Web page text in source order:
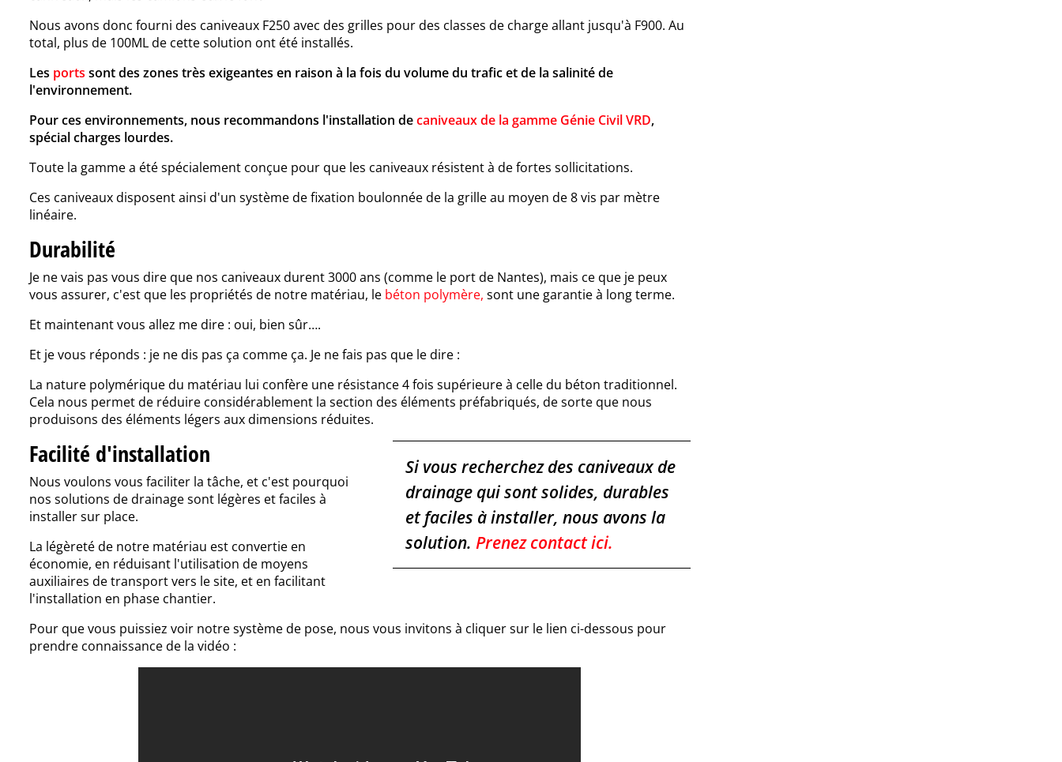
Nous avons donc fourni des caniveaux F250 avec des grilles pour des classes de charge allant jusqu'à F900. Au
total, plus de 100ML de cette solution ont été installés.
Les ports sont des zones très exigeantes en raison à la fois du volume du trafic et de la salinité de
l'environnement.
Pour ces environnements, nous recommandons l'installation decaniveaux de la gamme Génie Civil VRD,
spécial charges lourdes.
Toute la gamme a été spécialement conçue pour que les caniveaux résistent à de fortes sollicitations.
Ces caniveaux disposent ainsi d'un système de fixation boulonnée de la grille au moyen de 8 vis par mètre
linéaire.
Durabilité
Je ne vais pas vous dire que nos caniveaux durent 3000 ans (comme le port de Nantes), mais ce que je peux
vous assurer, c'est que les propriétés de notre matériau, le béton polymère, sont une garantie à long terme.
Et maintenant vous allez me dire : oui, bien sûr….
Et je vous réponds : je ne dis pas ça comme ça. Je ne fais pas que le dire :
La nature polymérique du matériau lui confère une résistance 4 fois supérieure à celle du béton traditionnel.
Cela nous permet de réduire considérablement la section des éléments préfabriqués, de sorte que nous
produisons des éléments légers aux dimensions réduites.
Si vous recherchez des caniveaux de
drainage qui sont solides, durables
et faciles à installer, nous avons la
solution. Prenezcontact ici.
Facilité d'installation
Nous voulons vous faciliter la tâche, et c'est pourquoi
nos solutions de drainage sont légères et faciles à
installer sur place.
La légèreté de notre matériau est convertie en
économie, en réduisant l'utilisation de moyens
auxiliaires de transport vers le site, et en facilitant
l'installation en phase chantier.
Pour que vous puissiez voir notre système de pose, nous vous invitons à cliquer sur le lien ci-dessous pour
prendre connaissance de la vidéo :